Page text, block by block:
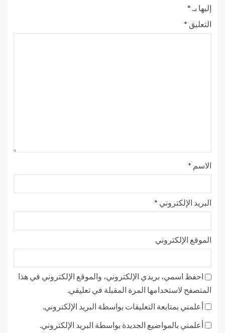
إليها بـ *
التعليق *
الاسم *
البريد الإلكتروني *
الموقع الإلكتروني
احفظ اسمي، بريدي الإلكتروني، والموقع الإلكتروني في هذا
المتصفح لاستخدامها المرة المقبلة في تعليقي.
أعلمني بمتابعة التعليقات بواسطة البريد الإلكتروني.
أعلمني بالمواضيع الجديدة بواسطة البريد الإلكتروني.